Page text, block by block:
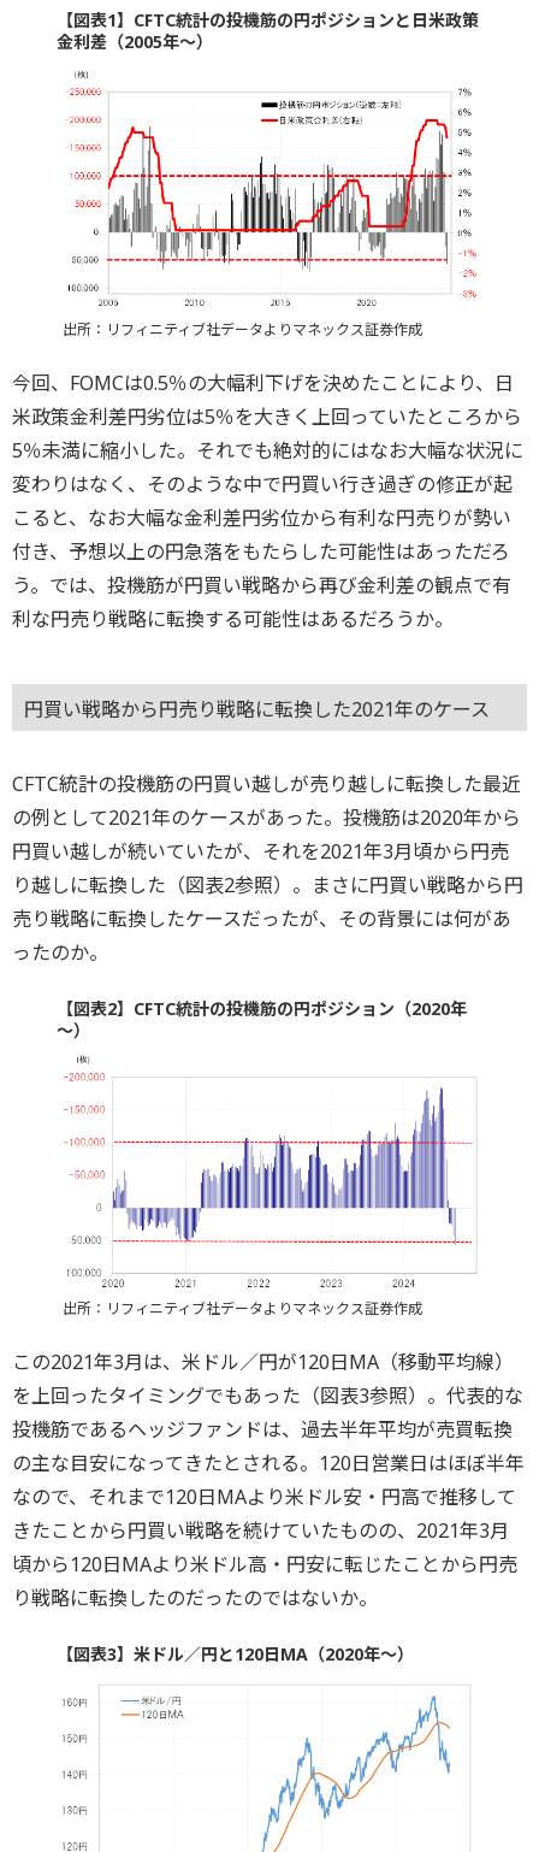
【図表1】CFTC統計の投機筋の円ポジションと日米政策
金利差（2005年～）
出所：リフィニティブ社データよりマネックス証券作成
今回、FOMCは0.5％の大幅利下げを決めたことにより、日
米政策金利差円劣位は5％を大きく上回っていたところから
5％未満に縮小した。それでも絶対的にはなお大幅な状況に
変わりはなく、そのような中で円買い行き過ぎの修正が起
こると、なお大幅な金利差円劣位から有利な円売りが勢い
付き、予想以上の円急落をもたらした可能性はあっただろ
う。では、投機筋が円買い戦略から再び金利差の観点で有
利な円売り戦略に転換する可能性はあるだろうか。
円買い戦略から円売り戦略に転換した2021年のケース
CFTC統計の投機筋の円買い越しが売り越しに転換した最近
の例として2021年のケースがあった。投機筋は2020年から
円買い越しが続いていたが、それを2021年3月頃から円売
り越しに転換した（図表2参照）。まさに円買い戦略から円
売り戦略に転換したケースだったが、その背景には何があ
ったのか。
【図表2】CFTC統計の投機筋の円ポジション（2020年
～）
出所：リフィニティブ社データよりマネックス証券作成
この2021年3月は、米ドル／円が120日MA（移動平均線）
を上回ったタイミングでもあった（図表3参照）。代表的な
投機筋であるヘッジファンドは、過去半年平均が売買転換
の主な目安になってきたとされる。120日営業日はほぼ半年
なので、それまで120日MAより米ドル安・円高で推移して
きたことから円買い戦略を続けていたものの、2021年3月
頃から120日MAより米ドル高・円安に転じたことから円売
り戦略に転換したのだったのではないか。
【図表3】米ドル／円と120日MA（2020年～）